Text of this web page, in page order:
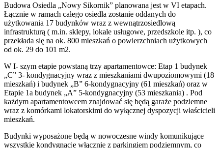
Budowa Osiedla „Nowy Sikornik” planowana jest w VI etapach.
Łącznie w ramach całego osiedla zostanie oddanych do
użytkowania 17 budynków wraz z wewnątrzosiedlową
infrastrukturą ( m.in. sklepy, lokale usługowe, przedszkole itp. ), co
przekłada się na ok. 800 mieszkań o powierzchniach użytkowych
od ok. 29 do 101 m2.
W I- szym etapie powstaną trzy apartamentowce: Etap 1 budynek
„C” 3- kondygnacyjny wraz z mieszkaniami dwupoziomowymi (18
mieszkań) i budynek „B” 6-kondygnacyjny (61 mieszkań) oraz w
Etapie 1a budynek „A” 5-kondygnacyjny (53 mieszkania) . Pod
każdym apartamentowcem znajdować się będą garaże podziemne
wraz z komórkami lokatorskimi do wyłącznej dyspozycji właścicieli
mieszkań.
Budynki wyposażone będą w nowoczesne windy komunikujące
wszystkie kondygnacje włącznie z parkingiem podziemnym, co